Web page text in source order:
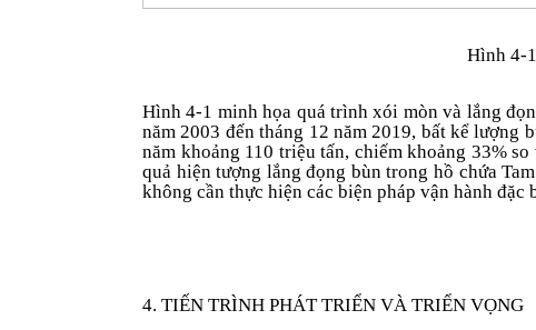
Hình 4-
Hình 4-1 minh họa quá trình xói mòn và lắng
năm 2003 đến tháng 12 năm 2019, bất kể
năm khoảng 110 triệu tấn, chiếm khoảng 33%
quả hiện tượng lắng đọng bùn trong hồ chứa
không cần thực hiện các biện pháp vận hành đặc
4. TIẾN TRÌNH PHÁT TRIỂN VÀ TRIỂN VỌNG